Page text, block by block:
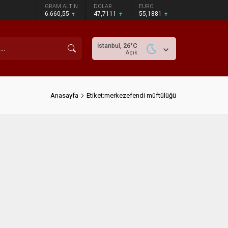
GRAM ALTIN
6.660,55
DOLAR
47,7111
EURO
55,1881
İstanbul, 26°C
Açık
Anasayfa Etiket:merkezefendi müftülüğü